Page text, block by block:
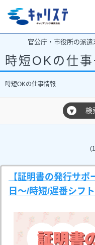
官公庁・市役所の派
時短OKの仕事
時短OKの仕事情報
▼ 検
【証明書の発行サ
日～/時短/遅番シフト